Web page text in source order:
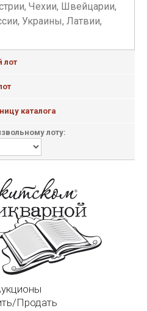
Чехии, Швейцарии,
Украины, Латвии,
лот
каталога
лоту:
Продать